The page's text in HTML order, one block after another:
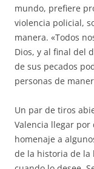
mundo, prefiere
violencia policial,
manera. «Todos
Dios, y al final del
de sus pecados
personas de
Un par de tiros
Valencia llegar por
homenaje a
de la historia de la